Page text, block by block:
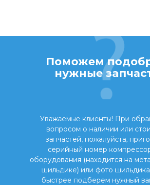
Поможем
нужные
Уважаемые клиенты! При
вопросом о наличии или
запчастей, пожалуйста,
серийный номер
оборудования (находится на
шильдике) или фото
быстрее подберем нужный